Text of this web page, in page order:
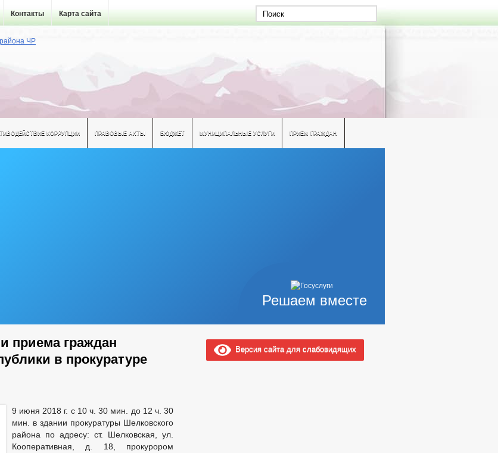
Контакты Карта сайта
КОРРУПЦИИ ПРАВОВЫЕ АКТЫ БЮДЖЕТ МУНИЦИПАЛЬНЫЕ УСЛУГИ ПРИЕМ ГРАЖДАН
Решаем вместе
приема граждан
в прокуратуре
9 июня 2018 г. с 10 ч. 30 мин. до 12 ч. 30
мин. в здании прокуратуры Шелковского
района по адресу: ст. Шелковская, ул.
Кооперативная, д. 18, прокурором
Версия сайта для слабовидящих